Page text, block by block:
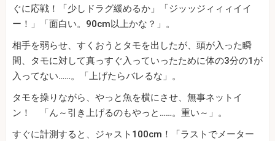
ぐに応戦！「少しドラグ緩めるか」「ジッッジィィィイイ
ー！」「面白い。90cm以上かな？」。
相手を弱らせ、すくおうとタモを出したが、頭が入った瞬
間、タモに対して真っすぐ入っていったために体の3分の1が
入ってない……。「上げたらバレるな」。
タモを操りながら、やっと魚を横にさせ、無事ネットイ
ン！ 「ん～引き上げるのもやっと……。重い～」。
すぐに計測すると、ジャスト100cm！「ラストでメーター